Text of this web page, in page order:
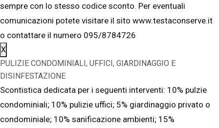
sempre con lo stesso codice sconto. Per eventuali
comunicazioni potete visitare il sito www.testaconserve.it
o contattare il numero 095/8784726
X
PULIZIE CONDOMINIALI, UFFICI, GIARDINAGGIO E
DISINFESTAZIONE
Scontistica dedicata per i seguenti interventi: 10% pulzie
condominiali; 10% pulizie uffici; 5% giardinaggio privato o
condominiale; 10% sanificazione ambienti; 15%